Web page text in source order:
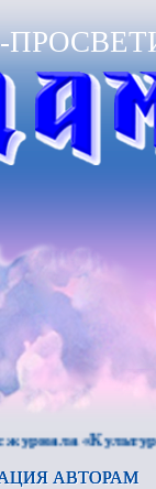
«Культура и
АВТОРАМ